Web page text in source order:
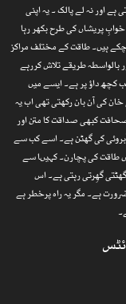
اور نہ لے پالک ۔ یہ اپنی
پریشاں کی طرح بکھر رہا
ہیں۔ طاقت کے مختلف مراکز
بالواسطہ طریقے تلاش کررہے
کچھ داؤ پر ہے۔ ایسے میں
کی آن بان رکھتی تھی اب یہ
کبھی صداقت کا متن اور
کی گھٹن ہے۔ اسے کب سے
طاقت کی پچارن۔ کہیںا سے
گھِرتی رہتی ہے۔ اس
ہے۔ مگر یہ راہ پرخطر ہے